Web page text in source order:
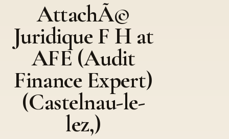
AttachÃ©
Juridique F H at
AFE (Audit
Finance Expert)
(Castelnau-le-
lez,)